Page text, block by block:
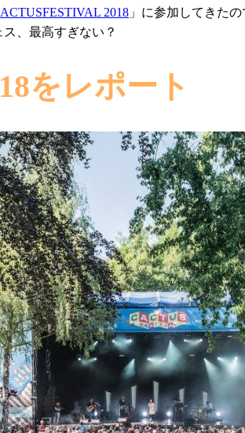
2018 」に参加してきた
、最高すぎない？
をレポート